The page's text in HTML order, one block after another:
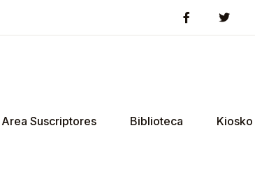
Area Suscriptores Biblioteca Kiosko